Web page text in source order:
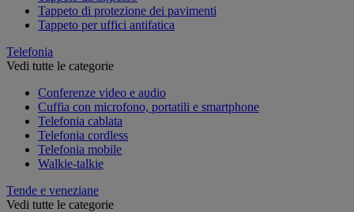
Tappeto di protezione dei pavimenti
Tappeto per uffici antifatica
Telefonia
Vedi tutte le categorie
Conferenze video e audio
Cuffia con microfono, portatili e smartphone
Telefonia cablata
Telefonia cordless
Telefonia mobile
Walkie-talkie
Tende e veneziane
Vedi tutte le categorie